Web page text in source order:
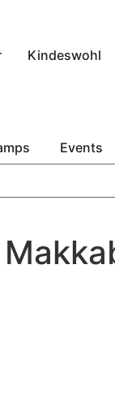
Kindeswohl
Events